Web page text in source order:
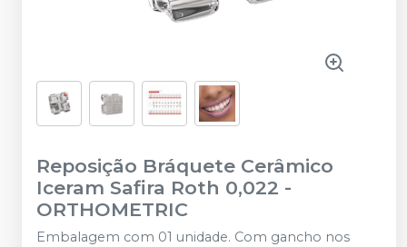
Reposição Bráquete Cerâmico
Iceram Safira Roth 0,022 -
ORTHOMETRIC
Embalagem com 01 unidade. Com gancho nos